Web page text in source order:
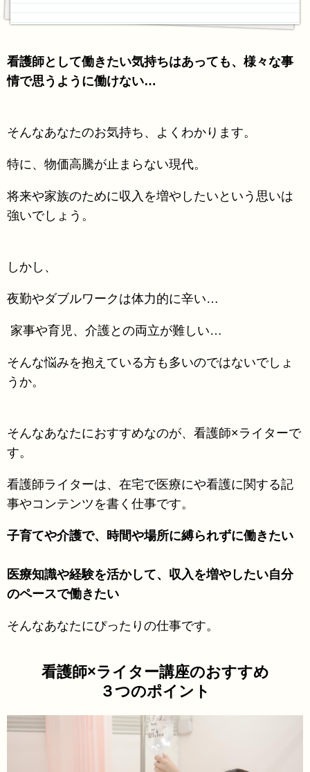
看護師として働きたい気持ちはあっても、様々な事
情で思うように働けない…
そんなあなたのお気持ち、よくわかります。
特に、物価高騰が止まらない現代。
将来や家族のために収入を増やしたいという思いは
強いでしょう。
しかし、
夜勤やダブルワークは体力的に辛い…
家事や育児、介護との両立が難しい…
そんな悩みを抱えている方も多いのではないでしょ
うか。
そんなあなたにおすすめなのが、看護師×ライターで
す。
看護師ライターは、在宅で医療にや看護に関する記
事やコンテンツを書く仕事です。
子育てや介護で、時間や場所に縛られずに働きたい
医療知識や経験を活かして、収入を増やしたい自分
のペースで働きたい
そんなあなたにぴったりの仕事です。
看護師×ライター講座のおすすめ
３つのポイント